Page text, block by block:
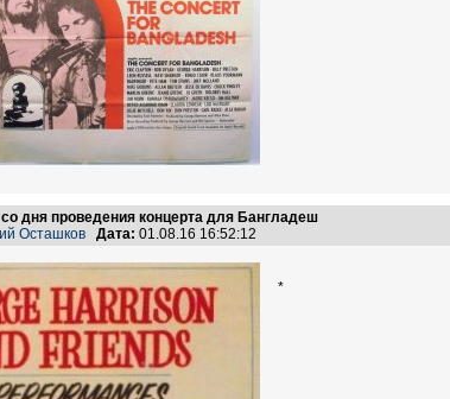
со дня проведения концерта для Бангладеш
Осташков Дата: 01.08.16 16:52:12
*